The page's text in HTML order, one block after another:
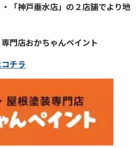
・「神戸垂水店」の２店舗でより地
専門店おかちゃんペイント
チラ